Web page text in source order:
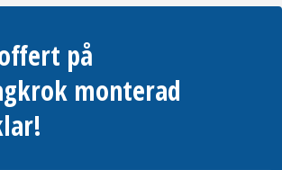
på
monterad